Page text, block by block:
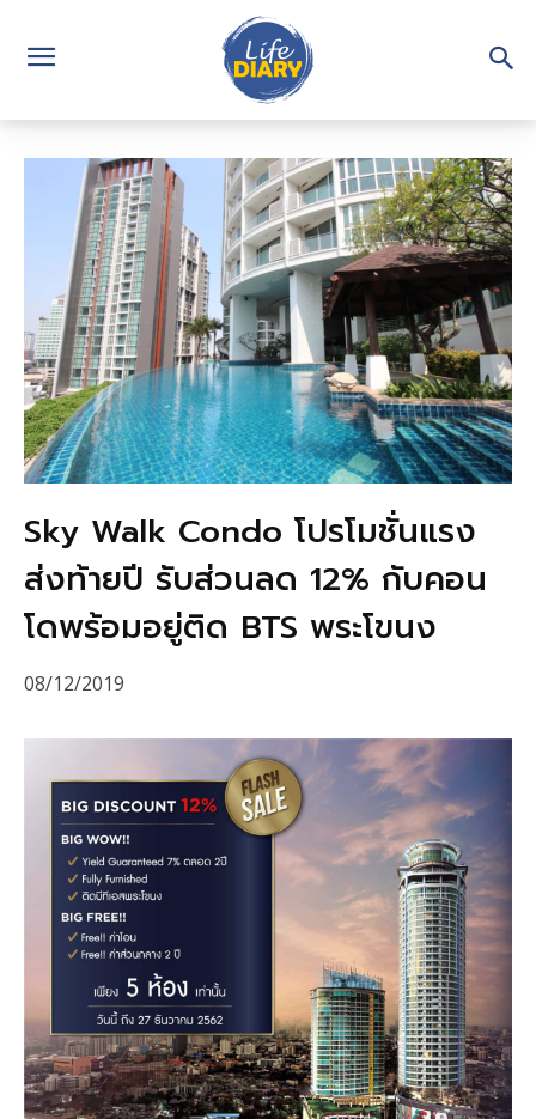
Sky Walk Condo โปรโมชั่นแรง
ส่งท้ายปี รับส่วนลด 12% กับคอน
โดพร้อมอยู่ติด BTS พระโขนง
08/12/2019